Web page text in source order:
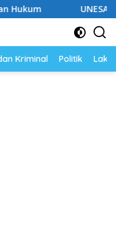
UNESA Gelar
Kriminal Politik